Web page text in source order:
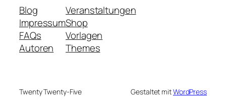
Blog
Impressum
FAQs
Autoren
Veranstaltungen
Shop
Vorlagen
Themes
Twenty Twenty-Five Gestaltet mitWordPress